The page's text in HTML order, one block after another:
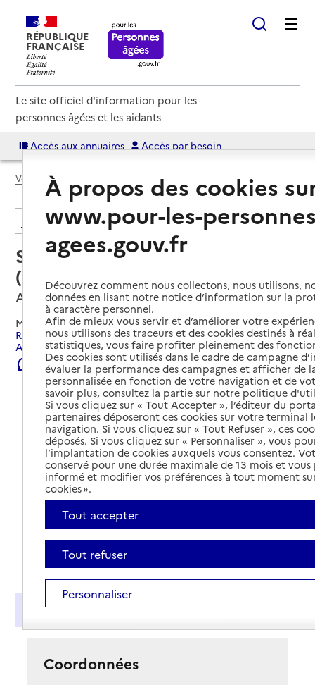
RÉPUBLIQUE
FRANÇAISE
Le site officiel d'information pour les
personnes âgées et les aidants
Accès aux annuaires Accès par besoin
Voir le fil d’Ariane
Retour aux résultats de l'annuaire
Service autonomie à domicile
(aide) – O2
Anglet, PYRENEES-ATLANTIQUES
Mis à jour le22/07/2026
Rechercher les établissements et services autour de
Anglet.
Signaler une erreur
Présentation
Coordonnées
À propos des cookies
www.pour-les-
agees.gouv.fr
Découvrez comment nous collectons, nous utilisons,
données en lisant notre notice d’information sur la
à caractère personnel.
Afin de mieux vous servir et d’améliorer votre
nous utilisons des traceurs et des cookies destinés à
statistiques, vous faire profiter pleinement des
Des cookies sont utilisés dans le cadre de campagne
évaluer la performance des campagnes et afficher de
personnalisée en fonction de votre navigation et de
savoir plus, consultez la partie sur notre politique
Si vous cliquez sur « Tout Accepter », l’éditeur du
partenaires déposeront ces cookies sur votre terminal
navigation. Si vous cliquez sur « Tout Refuser », ces
déposés. Si vous cliquez sur « Personnaliser », vous
l’implantation de cookies auxquels vous consentez.
conservé pour une durée maximale de 13 mois et
informé et modifier vos préférences à tout moment
cookies ».
Tout accepter
Tout refuser
Personnaliser